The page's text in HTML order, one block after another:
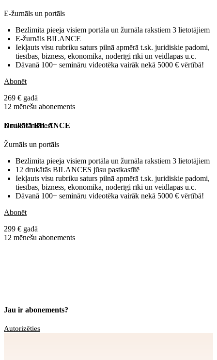
E-žurnāls un portāls
Bezlimita pieeja visiem portāla un žurnāla rakstiem 3 lietotājiem
E-žurnāls BILANCE
Iekļauts visu rubriku saturs pilnā apmērā t.sk. juridiskie padomi,
tiesības, bizness, ekonomika, noderīgi rīki un veidlapas u.c.
Dāvanā 100+ semināru videotēka vairāk nekā 5000 € vērtībā!
Abonēt
269 € gadā
12 mēnešu abonements
No 28 € mēnesī
Drukātā BILANCE
Žurnāls un portāls
Bezlimita pieeja visiem portāla un žurnāla rakstiem 3 lietotājiem
12 drukātās BILANCES jūsu pastkastītē
Iekļauts visu rubriku saturs pilnā apmērā t.sk. juridiskie padomi,
tiesības, bizness, ekonomika, noderīgi rīki un veidlapas u.c.
Dāvanā 100+ semināru videotēka vairāk nekā 5000 € vērtībā!
Abonēt
299 € gadā
12 mēnešu abonements
Jau ir abonements?
Autorizēties